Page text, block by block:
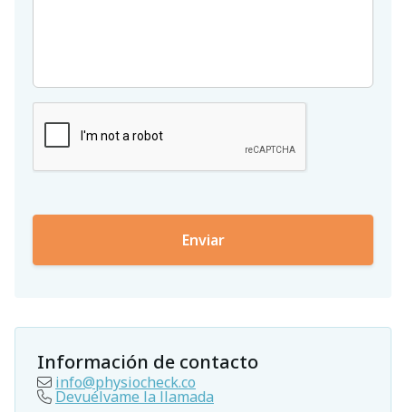
Website
Información de contacto
info@physiocheck.co
Devuélvame la llamada